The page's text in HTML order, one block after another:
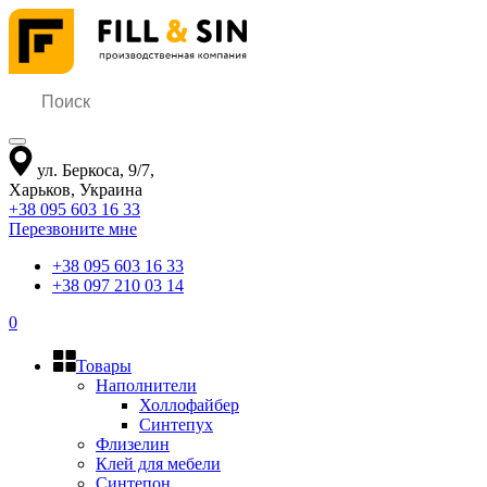
ул. Беркоса, 9/7,
Харьков, Украина
+38 095 603 16 33
Перезвоните мне
+38 095 603 16 33
+38 097 210 03 14
0
Товары
Наполнители
Холлофайбер
Синтепух
Флизелин
Клей для мебели
Синтепон